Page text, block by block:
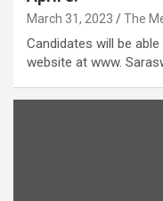
March 31, 2023 The
Candidates will be
website at www.